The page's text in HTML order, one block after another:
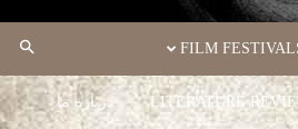
درباره ما